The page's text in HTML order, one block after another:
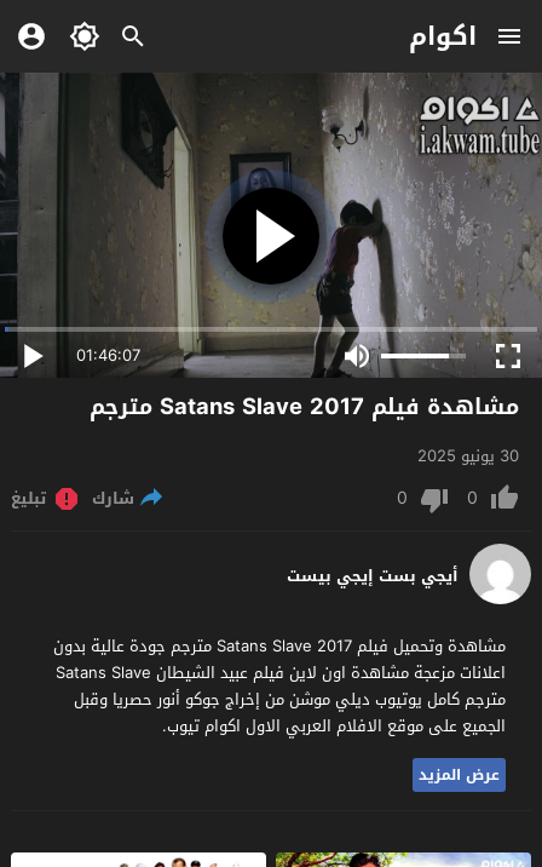
اكوام
01:46:07
مشاهدة فيلم Satans Slave 2017 مترجم
30 يونيو 2025
0
0 شارك تبليغ
أيجي بست إيجي بيست
مشاهدة وتحميل فيلم Satans Slave 2017 مترجم جودة عالية بدون
اعلانات مزعجة مشاهدة اون لاين فيلم عبيد الشيطان Satans Slave
مترجم كامل يوتيوب ديلي موشن من إخراج جوكو أنور حصريا وقبل
الجميع على موقع الافلام العربي الاول اكوام تيوب.
عرض المزيد